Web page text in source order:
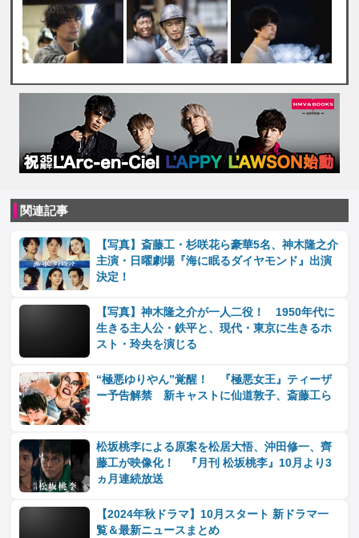
関連記事
【写真】斎藤工・杉咲花ら豪華5名、神木隆之介
主演・日曜劇場『海に眠るダイヤモンド』出演
決定！
【写真】神木隆之介が一人二役！ 1950年代に
生きる主人公・鉄平と、現代・東京に生きるホ
スト・玲央を演じる
“極悪ゆりやん”覚醒！ 『極悪女王』ティーザ
ー予告解禁 新キャストに仙道敦子、斎藤工ら
松坂桃李による原案を松居大悟、沖田修一、齊
藤工が映像化！ 『月刊 松坂桃李』10月より3
ヵ月連続放送
【2024年秋ドラマ】10月スタート 新ドラマ一
覧＆最新ニュースまとめ